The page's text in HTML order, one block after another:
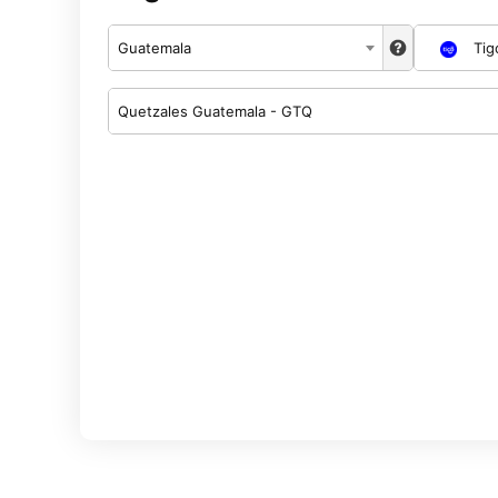
Guatemala
Quetzales Guatemala - GTQ